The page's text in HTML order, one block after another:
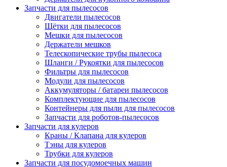
Запчасти для пылесосов
Двигатели пылесосов
Щётки для пылесосов
Мешки для пылесосов
Держатели мешков
Телескопические трубы пылесоса
Шланги / Рукоятки для пылесосов
Фильтры для пылесосов
Модули для пылесосов
Аккумуляторы / батареи пылесосов
Комплектующие для пылесосов
Контейнеры для пыли для пылесосов
Запчасти для роботов-пылесосов
Запчасти для кулеров
Краны / Клапана для кулеров
Тэны для кулеров
Трубки для кулеров
Запчасти для посудомоечных машин